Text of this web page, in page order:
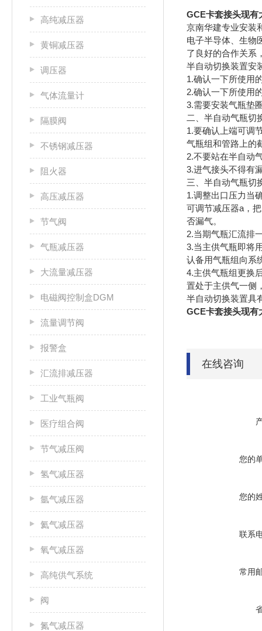
高纯减压器
黄铜减压器
调压器
气体流量计
隔膜阀
不锈钢减压器
阻火器
高压减压器
节气阀
气瓶减压器
大流量减压器
电磁阀控制盒DGM
流量调节阀
报警盒
汇流排减压器
工业气瓶阀
医疗组合阀
节气减压阀
氢气减压器
氩气减压器
氦气减压器
氧气减压器
高纯供气系统
阀
氮气减压器
GCE卡套接头现有
京南华建专业安装
电子半导体、生物
了良好的合作关系
半自动切换装置安
1.确认一下所使用
2.确认一下所使用
3.需要安装气瓶垫
二、半自动气瓶切
1.要确认上端可调
气瓶组和管路上的
2.不要站在半自动
3.进气接头不得有
三、半自动气瓶切
1.调整出口压力当
可调节减压器a，
否漏气。
2.当期气瓶汇流排
3.当主供气瓶即将
认备用气瓶组向系
4.主供气瓶组更换
置处于主供气一侧
半自动切换装置具
GCE卡套接头现有
在线咨询
您的
您的
联系
常用